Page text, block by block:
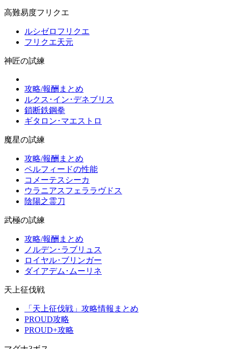
高難易度フリクエ
ルシゼロフリクエ
フリクエ天元
神匠の試練
攻略/報酬まとめ
ルクス･イン･デネブリス
鎖断鉄鋼拳
ギタロン･マエストロ
魔星の試練
攻略/報酬まとめ
ペルフィードの性能
コメーテスシーカ
ウラニアスフェララヴドス
陰陽之霊刀
武極の試練
攻略/報酬まとめ
ノルデン･ラブリュス
ロイヤル･ブリンガー
ダイアデム･ムーリネ
天上征伐戦
「天上征伐戦」攻略情報まとめ
PROUD攻略
PROUD+攻略